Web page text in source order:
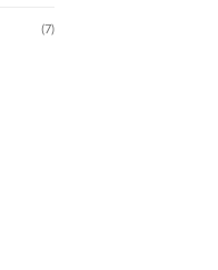
(7)